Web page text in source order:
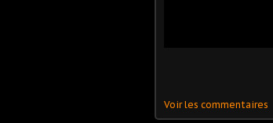
Voir les commentaires